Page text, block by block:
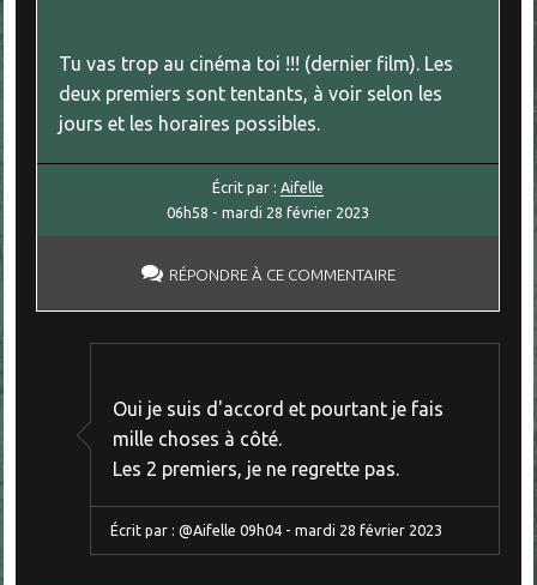
Tu vas trop au cinéma toi !!! (dernier film). Les
deux premiers sont tentants, à voir selon les
jours et les horaires possibles.
Écrit par :Aifelle
06h58 -mardi 28 février 2023
RÉPONDRE À CE COMMENTAIRE
Oui je suis d'accord et pourtant je fais
mille choses à côté.
Les 2 premiers, je ne regrette pas.
Écrit par :@Aifelle 09h04 -mardi 28 février 2023